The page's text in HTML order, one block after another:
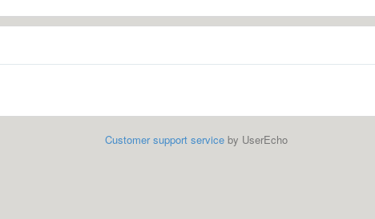
Customer support serviceby UserEcho